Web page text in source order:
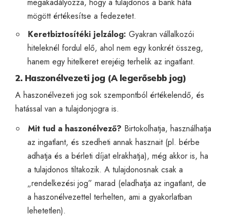
mögött értékesítse a fedezetet.
Keretbiztosítéki jelzálog: Gyakran vállalkozói
hiteleknél fordul elő, ahol nem egy konkrét összeg,
hanem egy hitelkeret erejéig terhelik az ingatlant.
2. Haszonélvezeti jog (A legerősebb jog)
A haszonélvezeti jog sok szempontból értékelendő, és
hatással van a tulajdonjogra is.
Mit tud a haszonélvező? Birtokolhatja, használhatja
az ingatlant, és szedheti annak hasznait (pl. bérbe
adhatja és a bérleti díjat elrakhatja), még akkor is, ha
a tulajdonos tiltakozik. A tulajdonosnak csak a
„rendelkezési jog” marad (eladhatja az ingatlant, de
a haszonélvezettel terhelten, ami a gyakorlatban
lehetetlen).